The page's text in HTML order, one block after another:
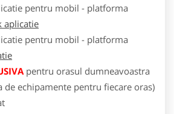
pentru mobil - platforma
aplicatie
pentru mobil - platforma
pentru orasul dumneavoastra
de echipamente pentru fiecare oras)